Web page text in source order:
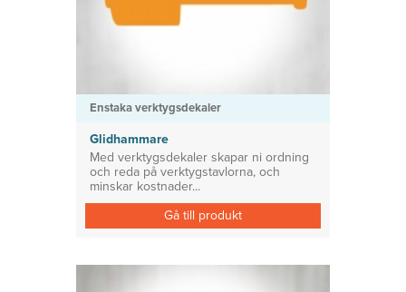
Enstaka verktygsdekaler
Glidhammare
Med verktygsdekaler skapar ni ordning
och reda på verktygstavlorna, och
minskar kostnader...
Gå till produkt